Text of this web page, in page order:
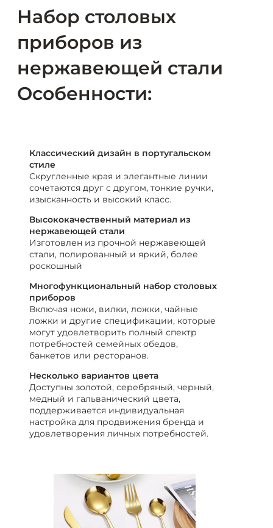
Набор столовых
приборов из
нержавеющей стали
Особенности:
Классический дизайн в португальском
стиле
Скругленные края и элегантные линии
сочетаются друг с другом, тонкие ручки,
изысканность и высокий класс.
Высококачественный материал из
нержавеющей стали
Изготовлен из прочной нержавеющей
стали, полированный и яркий, более
роскошный
Многофункциональный набор столовых
приборов
Включая ножи, вилки, ложки, чайные
ложки и другие спецификации, которые
могут удовлетворить полный спектр
потребностей семейных обедов,
банкетов или ресторанов.
Несколько вариантов цвета
Доступны золотой, серебряный, черный,
медный и гальванический цвета,
поддерживается индивидуальная
настройка для продвижения бренда и
удовлетворения личных потребностей.